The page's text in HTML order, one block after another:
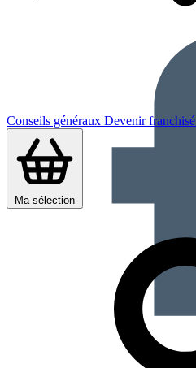
Conseils généraux Devenir franchisé
Ma sélection